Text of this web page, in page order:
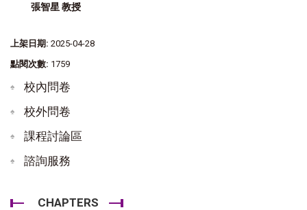
張智星 教授
上架日期: 2025-04-28
點閱次數: 1759
校內問卷
校外問卷
課程討論區
諮詢服務
CHAPTERS